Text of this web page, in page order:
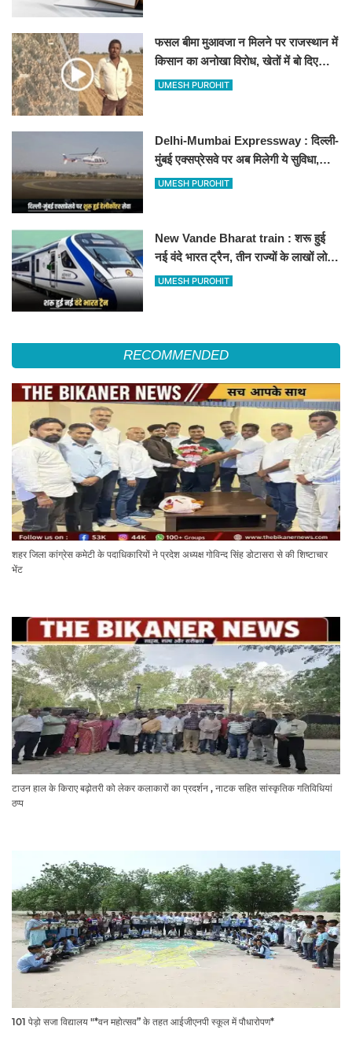
फसल बीमा मुआवजा न मिलने पर राजस्थान में
किसान का अनोखा विरोध, खेतों में बो दिए
500-500 रुपए के नोट, वीडियो वायरल
UMESH PUROHIT
Delhi-Mumbai Expressway : दिल्ली-
मुंबई एक्सप्रेसवे पर अब मिलेगी ये सुविधा,
हेलीकॉप्टर सर्विस से तुरंत घायल पहुंचेगा
UMESH PUROHIT
New Vande Bharat train : शरू हुई
नई वंदे भारत ट्रैन, तीन राज्यों के लाखों लोगों
का सफर होगा आसान, देखें पूरा रूटमैप
UMESH PUROHIT
RECOMMENDED
शहर जिला कांग्रेस कमेटी के पदाधिकारियों ने प्रदेश अध्यक्ष गोविन्द सिंह डोटासरा से की शिष्टाचार
भेंट
टाउन हाल के किराए बढ़ोतरी को लेकर कलाकारों का प्रदर्शन , नाटक सहित सांस्कृतिक गतिविधियां
ठप्प
101 पेड़ो सजा विद्यालय "*वन महोत्सव” के तहत आईजीएनपी स्कूल में पौधारोपण*